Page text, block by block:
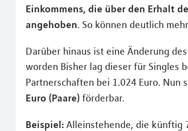
Einkommens, die über den Erhalt
angehoben. So können deutlich
Darüber hinaus ist eine Änderung des
worden Bisher lag dieser für Singles
Partnerschaften bei 1.024 Euro. Nun
Euro (Paare) förderbar.
Beispiel: Alleinstehende, die künftig